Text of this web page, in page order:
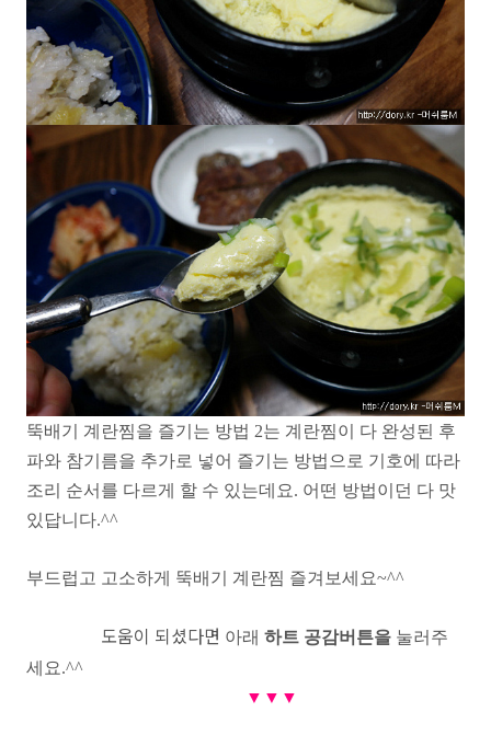
뚝배기 계란찜을 즐기는 방법 2는 계란찜이 다 완성된 후
파와 참기름을 추가로 넣어 즐기는 방법으로 기호에 따라
조리 순서를 다르게 할 수 있는데요. 어떤 방법이던 다 맛
있답니다.^^
부드럽고 고소하게 뚝배기 계란찜 즐겨보세요~^^
도움이 되셨다면 아래 하트 공감버튼을 눌러주
세요.^^
▼ ▼ ▼